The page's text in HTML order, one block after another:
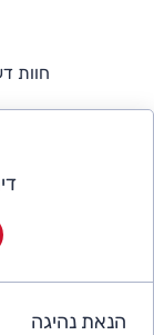
חוות
הנאת נהיגה